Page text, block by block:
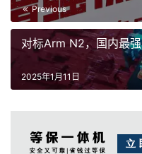
Previous
对标Arm N2，国内最
2025年1月11日